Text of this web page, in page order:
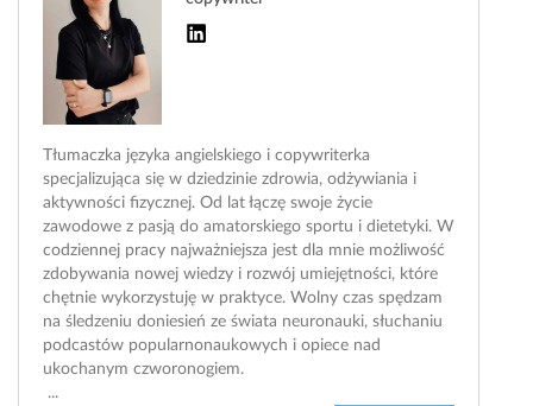
Tłumaczka języka angielskiego i copywriterka
specjalizująca się w dziedzinie zdrowia, odżywiania i
aktywności fizycznej. Od lat łączę swoje życie
zawodowe z pasją do amatorskiego sportu i dietetyki. W
codziennej pracy najważniejsza jest dla mnie możliwość
zdobywania nowej wiedzy i rozwój umiejętności, które
chętnie wykorzystuję w praktyce. Wolny czas spędzam
na śledzeniu doniesień ze świata neuronauki, słuchaniu
podcastów popularnonaukowych i opiece nad
ukochanym czworonogiem.
...